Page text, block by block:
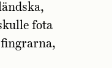
fota
fingrarna,